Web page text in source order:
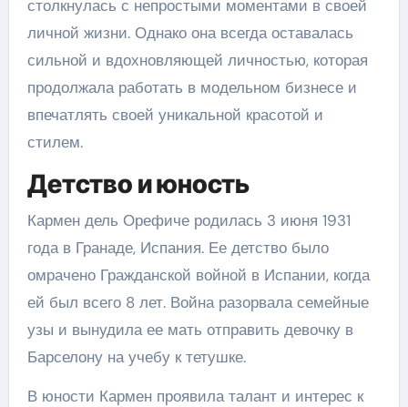
столкнулась с непростыми моментами в своей
личной жизни. Однако она всегда оставалась
сильной и вдохновляющей личностью, которая
продолжала работать в модельном бизнесе и
впечатлять своей уникальной красотой и
стилем.
Детство и юность
Кармен дель Орефиче родилась 3 июня 1931
года в Гранаде, Испания. Ее детство было
омрачено Гражданской войной в Испании, когда
ей был всего 8 лет. Война разорвала семейные
узы и вынудила ее мать отправить девочку в
Барселону на учебу к тетушке.
В юности Кармен проявила талант и интерес к